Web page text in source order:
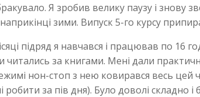
Я зробив велику паузу і знову
зими. Випуск 5-го курсу
підряд я навчався і працював по 16
читались за книгами. Мені дали
нон-стоп з нею ковирався весь цей
робити за пів дня). Було доволі складно і